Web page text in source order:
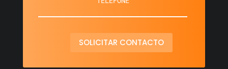
SOLICITAR CONTACTO